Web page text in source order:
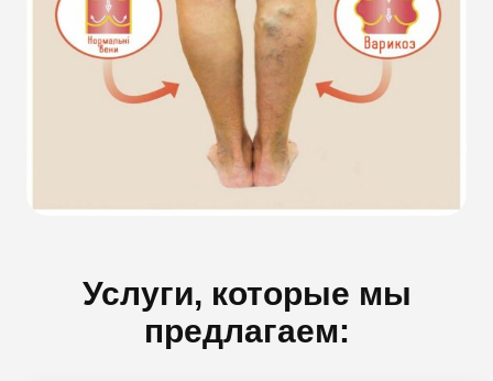
Услуги, которые мы
предлагаем: